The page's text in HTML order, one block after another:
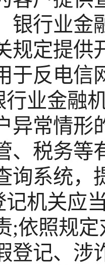
银行业金
规定提供
于反电信
行业金融
异常情形
、税务等
询系统，
记机关应
;依照规
登记、涉